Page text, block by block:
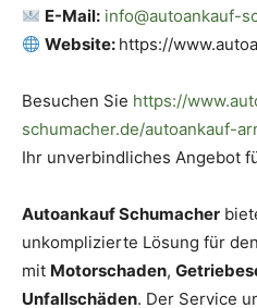
E-Mail: info@autoankauf-
Website: https://
Besuchen Sie https://
schumacher.de/autoankauf-
Ihr unverbindliches Angebot
Autoankauf Schumacher
unkomplizierte Lösung für
mit Motorschaden,
Unfallschäden. Der Service